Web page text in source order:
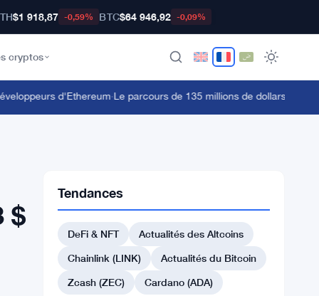
$1 918,87 -0,59% BTC$64 946,92 -0,09%
cryptos
d'Ethereum·Le parcours de 135 millions de dollars en
$
Tendances
DeFi & NFT
Actualités des Altcoins
Chainlink (LINK)
Actualités du Bitcoin
Zcash (ZEC)
Cardano (ADA)